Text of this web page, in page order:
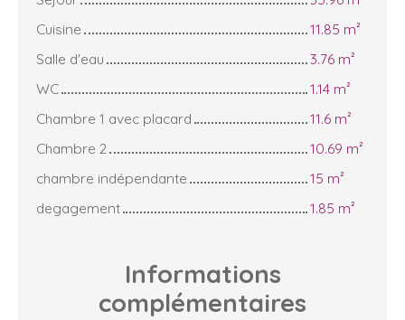
Cuisine
11.85 m²
Salle d'eau
3.76 m²
WC
1.14 m²
Chambre 1 avec placard
11.6 m²
Chambre 2
10.69 m²
chambre indépendante
15 m²
degagement
1.85 m²
Informations
complémentaires